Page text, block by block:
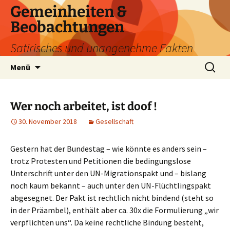
Zum
Inhalt
springen
Gemeinheiten &
Beobachtungen
Satirisches und unangenehme Fakten
Menü
Suchen
nach:
Wer noch arbeitet, ist doof !
30. November 2018 Gesellschaft
Gestern hat der Bundestag – wie könnte es anders sein –
trotz Protesten und Petitionen die bedingungslose
Unterschrift unter den UN-Migrationspakt und – bislang
noch kaum bekannt – auch unter den UN-Flüchtlingspakt
abgesegnet. Der Pakt ist rechtlich nicht bindend (steht so
in der Präambel), enthält aber ca. 30x die Formulierung „wir
verpflichten uns“. Da keine rechtliche Bindung besteht,